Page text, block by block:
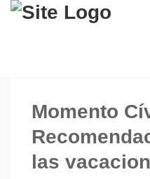
Momento
las